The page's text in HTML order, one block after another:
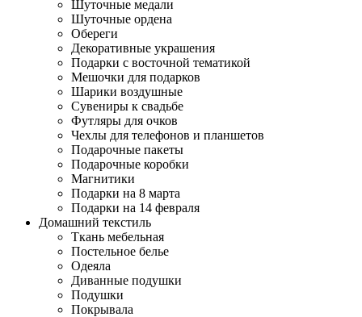
Шуточные медали
Шуточные ордена
Обереги
Декоративные украшения
Подарки с восточной тематикой
Мешочки для подарков
Шарики воздушные
Сувениры к свадьбе
Футляры для очков
Чехлы для телефонов и планшетов
Подарочные пакеты
Подарочные коробки
Магнитики
Подарки на 8 марта
Подарки на 14 февраля
Домашний текстиль
Ткань мебельная
Постельное белье
Одеяла
Диванные подушки
Подушки
Покрывала